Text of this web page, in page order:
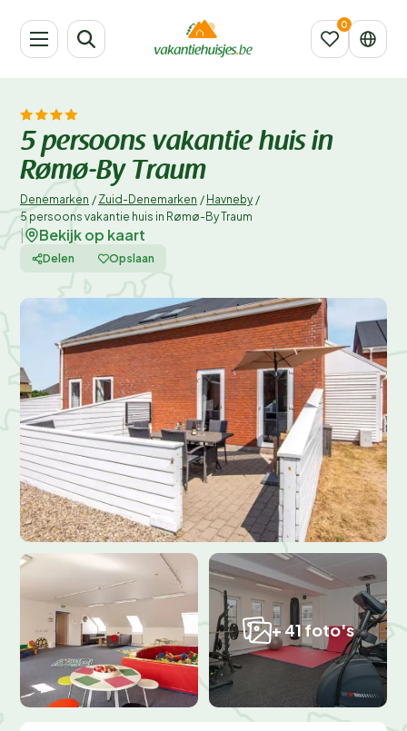
5 persoons vakantie huis in
Rømø-By Traum
Denemarken / Zuid-Denemarken / Havneby /
5 persoons vakantie huis in Rømø-By Traum
Bekijk op kaart
Delen Opslaan
+ 41 foto's